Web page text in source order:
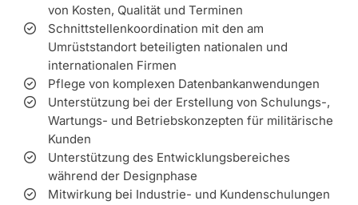
von Kosten, Qualität und Terminen
Schnittstellenkoordination mit den am
Umrüststandort beteiligten nationalen und
internationalen Firmen
Pflege von komplexen Datenbankanwendungen
Unterstützung bei der Erstellung von Schulungs-,
Wartungs- und Betriebskonzepten für militärische
Kunden
Unterstützung des Entwicklungsbereiches
während der Designphase
Mitwirkung bei Industrie- und Kundenschulungen